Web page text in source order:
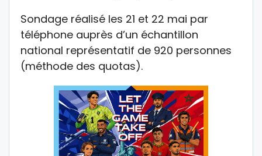
Sondage réalisé les 21 et 22 mai par
téléphone auprès d’un échantillon
national représentatif de 920 personnes
(méthode des quotas).